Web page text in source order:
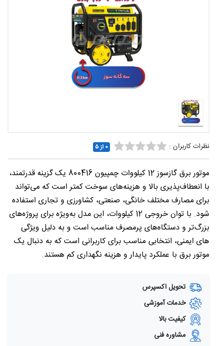
نظرات کاربران : 0 از ۵
موتور برق گازسوز 12 کیلووات چمپیون 800416 یک گزینه قدرتمند،
با انعطاف‌پذیری بالا و هزینه‌های سوخت کمتر است که می‌تواند
برای مصارف مختلف خانگی، صنعتی، کشاورزی و تجاری استفاده
شود. با توان خروجی 12 کیلووات، این مدل به‌ویژه برای پروژه‌های
بزرگ‌تر و دستگاه‌های پرمصرف مناسب است و به دلیل ویژگی‌
های ایمنی، انتخابی مناسب برای کاربرانی است که به دنبال یک
موتور برق با عملکرد پایدار و هزینه نگهداری کم هستند.
تحویل اکسپرس
خدمات آموزشی
کیفیت بالا
مشاوره فنی